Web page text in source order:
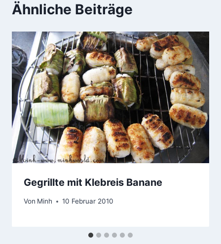
Ähnliche Beiträge
Gegrillte mit Klebreis Banane
Von Minh 10 Februar 2010